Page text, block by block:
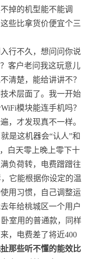
掉的机型能不能调
些比拿货价便宜个三
行不久，想问问你说
客户老问我这玩意儿
清楚，能给讲讲不？
术层面了。我一开始
模块能连手机吗？
，才发现真不一样。
是这机器会“认人”和
白天零上晚上零下十
负荷转，电费蹭蹭往
它能根据你设定的温
用习惯，自己调整运
年给桃城区一个用户
室用的普通款，同样
，电费差了将近400
那些听不懂的能效比